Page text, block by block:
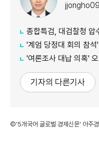
종합특검, 대검찰청 압수수
'계엄 당정대 회의 참석' 한동훈 "
'여론조사 대납 의혹' 오세훈
기자의 다른기사
©'5개국어 글로벌 경제신문' 아주경